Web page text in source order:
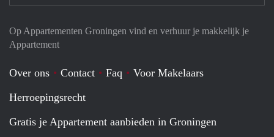
Op Appartementen Groningen vind en verhuur je makkelijk je
Appartement
Over ons Contact Faq
Voor Makelaars
Herroepingsrecht
Gratis je Appartement aanbieden in Groningen